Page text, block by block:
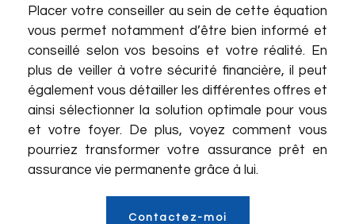
Placer votre conseiller au sein de cette équation
vous permet notamment d’être bien informé et
conseillé selon vos besoins et votre réalité. En
plus de veiller à votre sécurité financière, il peut
également vous détailler les différentes offres et
ainsi sélectionner la solution optimale pour vous
et votre foyer. De plus, voyez comment vous
pourriez transformer votre assurance prêt en
assurance vie permanente grâce à lui.
Contactez-moi